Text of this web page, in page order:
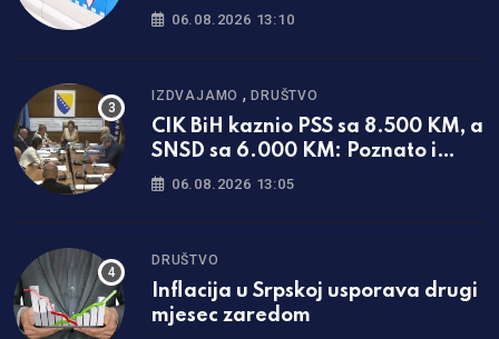
zbog krađe i vandalizma
06.08.2026 13:10
IZDVAJAMO ,DRUŠTVO
CIK BiH kaznio PSS sa 8.500 KM, a
SNSD sa 6.000 KM: Poznato i
zašto
06.08.2026 13:05
DRUŠTVO
Inflacija u Srpskoj usporava drugi
mjesec zaredom